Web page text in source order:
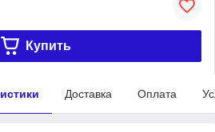
Купить
Доставка Оплата